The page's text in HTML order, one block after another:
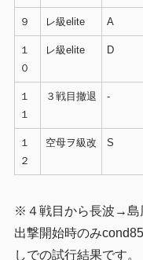
９ レ級elite A
１
０
レ級elite D
１
１
３戦目撤退 -
１
２
空母ヲ級改 S
※４戦目から長波→島
出撃開始時のみ
しでの試行結果です。